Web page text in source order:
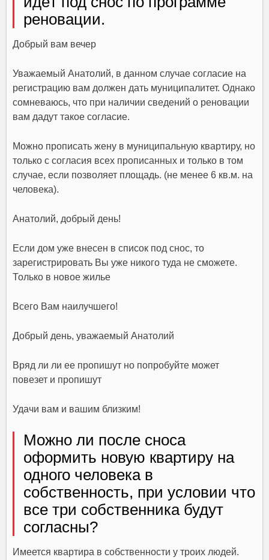
реновации.
Добрый вам вечер
Уважаемый Анатолий, в данном случае согласие на
регистрацию вам должен дать муниципалитет. Однако
сомневаюсь, что при наличии сведений о реновации
вам дадут такое согласие.
Можно прописать жену в муниципальную квартиру, но
только с согласия всех прописанных и только в том
случае, если позволяет площадь. (не менее 6 кв.м. на
человека).
Анатолий, добрый день!
Если дом уже внесен в список под снос, то
зарегистрировать Вы уже никого туда не сможете.
Только в новое жилье
Всего Вам наилучшего!
Добрый день, уважаемый Анатолий
Вряд ли ли ее пропишут но попробуйте может
повезет и пропишут
Удачи вам и вашим близким!
Можно ли после сноса
оформить новую квартиру на
одного человека в
собственность, при условии что
все три собственника будут
согласны?
Имеется квартира в собственности у троих людей.